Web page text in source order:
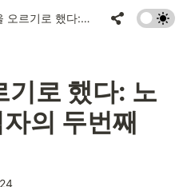
다른 산을 오르기로 했다: 노스페이스 창립자의 두번째 인생
기로 했다: 노
의 두번째